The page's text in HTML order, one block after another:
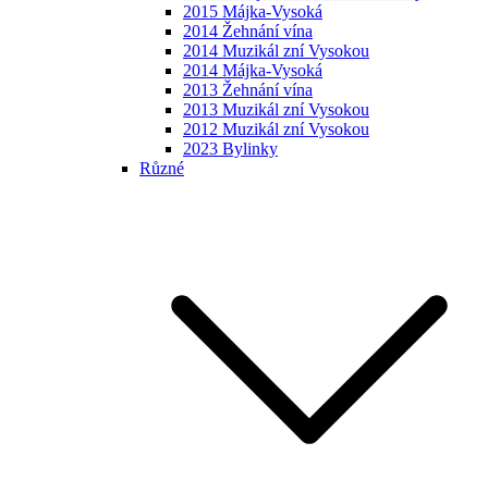
2015 Májka-Vysoká
2014 Žehnání vína
2014 Muzikál zní Vysokou
2014 Májka-Vysoká
2013 Žehnání vína
2013 Muzikál zní Vysokou
2012 Muzikál zní Vysokou
2023 Bylinky
Různé